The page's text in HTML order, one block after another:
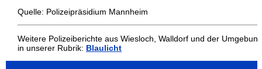
Quelle: Polizeipräsidium Mannheim
Weitere Polizeiberichte aus Wiesloch, Walldorf und der Umgebung
in unserer Rubrik: Blaulicht